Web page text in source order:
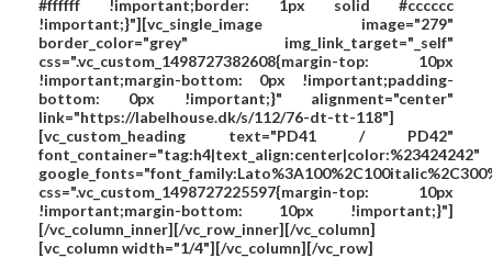
#ffffff !important;border: 1px solid #cccccc
!important;}"][vc_single_image image="279"
border_color="grey" img_link_target="_self"
css=".vc_custom_1498727382608{margin-top: 10px
!important;margin-bottom: 0px !important;padding-
bottom: 0px !important;}" alignment="center"
link="https://labelhouse.dk/s/112/76-dt-tt-118"]
[vc_custom_heading text="PD41 / PD42"
font_container="tag:h4|text_align:center|color:%23424242"
css=".vc_custom_1498727225597{margin-top: 10px
!important;margin-bottom: 10px !important;}"]
[/vc_column_inner][/vc_row_inner][/vc_column]
[vc_column width="1/4"][/vc_column][/vc_row]